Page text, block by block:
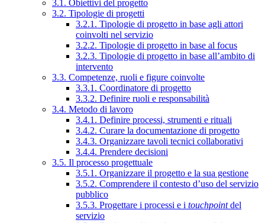
3.1. Obiettivi del progetto
3.2. Tipologie di progetti
3.2.1. Tipologie di progetto in base agli attori
coinvolti nel servizio
3.2.2. Tipologie di progetto in base al focus
3.2.3. Tipologie di progetto in base all’ambito di
intervento
3.3. Competenze, ruoli e figure coinvolte
3.3.1. Coordinatore di progetto
3.3.2. Definire ruoli e responsabilità
3.4. Metodo di lavoro
3.4.1. Definire processi, strumenti e rituali
3.4.2. Curare la documentazione di progetto
3.4.3. Organizzare tavoli tecnici collaborativi
3.4.4. Prendere decisioni
3.5. Il processo progettuale
3.5.1. Organizzare il progetto e la sua gestione
3.5.2. Comprendere il contesto d’uso del servizio
pubblico
3.5.3. Progettare i processi e i touchpointdel
servizio